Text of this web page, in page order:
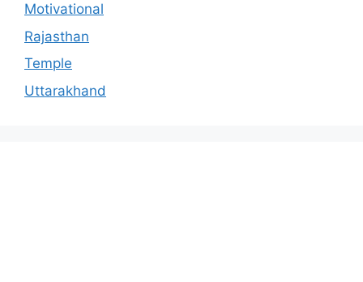
Motivational
Rajasthan
Temple
Uttarakhand